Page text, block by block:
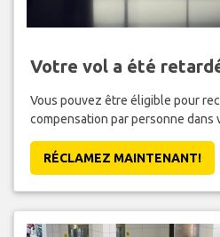
Votre vol a été
Vous pouvez être éligible pour
compensation par personne dans
RÉCLAMEZ MAINTENANT!